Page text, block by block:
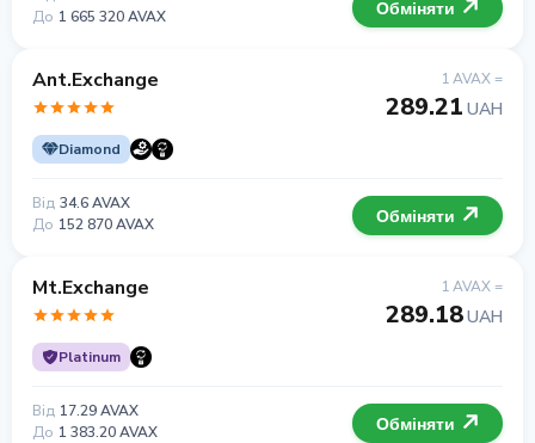
До 1 665 320 AVAX Обміняти
Ant.Exchange
Diamond
1 AVAX =
289.21 UAH
Від 34.6 AVAX
До 152 870 AVAX Обміняти
Mt.Exchange
Platinum
1 AVAX =
289.18UAH
Від 17.29 AVAX
До 1 383.20 AVAX Обміняти